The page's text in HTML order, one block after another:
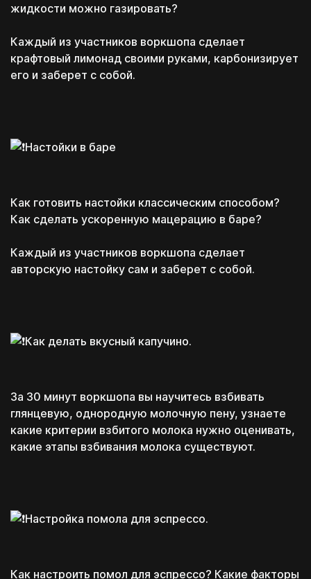
жидкости можно газировать?
Каждый из участников воркшопа сделает
крафтовый лимонад своими руками, карбонизирует
его и заберет с собой.
Настойки в баре
Как готовить настойки классическим способом?
Как сделать ускоренную мацерацию в баре?
Каждый из участников воркшопа сделает
авторскую настойку сам и заберет с собой.
Как делать вкусный капучино.
За 30 минут воркшопа вы научитесь взбивать
глянцевую, однородную молочную пену, узнаете
какие критерии взбитого молока нужно оценивать,
какие этапы взбивания молока существуют.
Настройка помола для эспрессо.
Как настроить помол для эспрессо? Какие факторы
Связаться с нами
платите потом!
Поэтому дарим